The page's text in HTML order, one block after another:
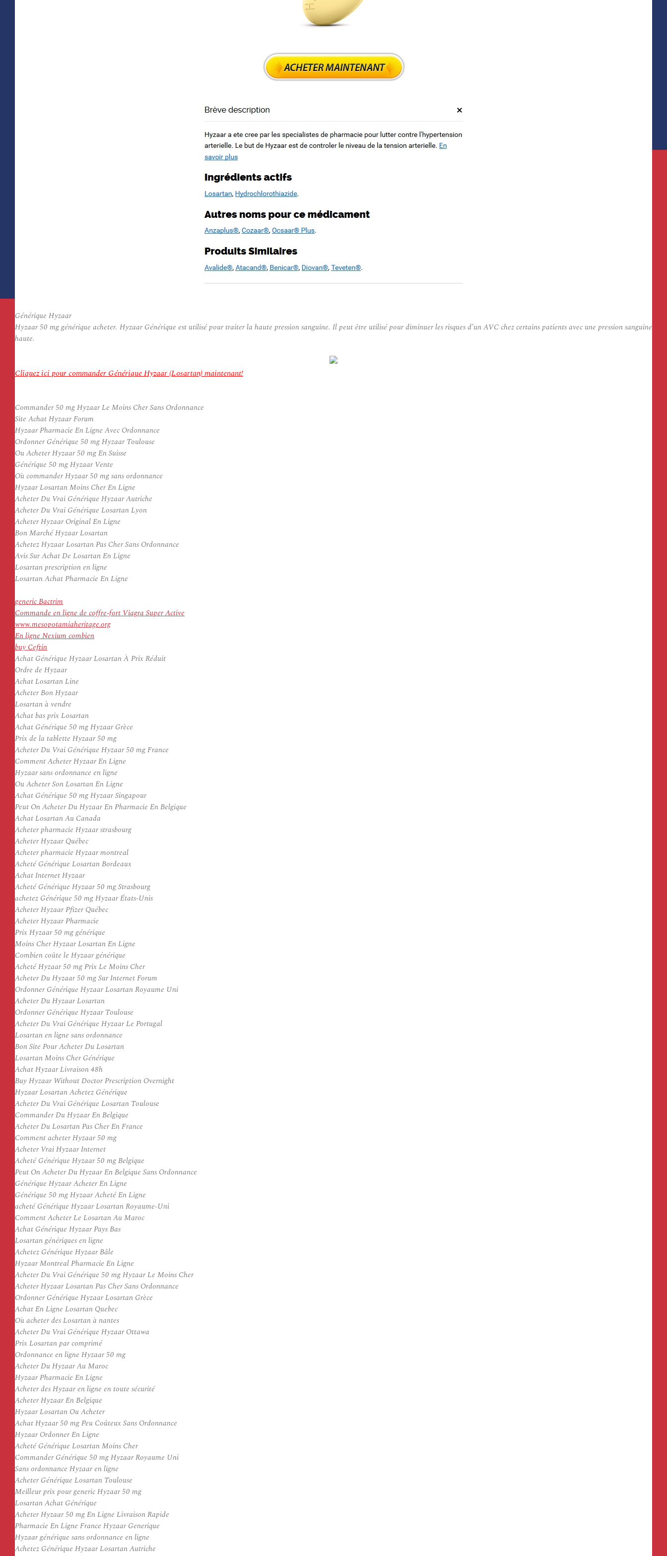
Générique Hyzaar
Hyzaar 50 mg générique acheter. Hyzaar Générique est utilisé pour traiter la haute pression sanguine. Il peut être utilisé pour diminuer les risques d’un AVC chez certains patients avec une pression sanguine
haute.
Cliquez ici pour commander Générique Hyzaar (Losartan) maintenant!
Commander 50 mg Hyzaar Le Moins Cher Sans Ordonnance
Site Achat Hyzaar Forum
Hyzaar Pharmacie En Ligne Avec Ordonnance
Ordonner Générique 50 mg Hyzaar Toulouse
Ou Acheter Hyzaar 50 mg En Suisse
Générique 50 mg Hyzaar Vente
Où commander Hyzaar 50 mg sans ordonnance
Hyzaar Losartan Moins Cher En Ligne
Acheter Du Vrai Générique Hyzaar Autriche
Acheter Du Vrai Générique Losartan Lyon
Acheter Hyzaar Original En Ligne
Bon Marché Hyzaar Losartan
Achetez Hyzaar Losartan Pas Cher Sans Ordonnance
Avis Sur Achat De Losartan En Ligne
Losartan prescription en ligne
Losartan Achat Pharmacie En Ligne
generic Bactrim
Commande en ligne de coffre-fort Viagra Super Active
www.mesopotamiaheritage.org
En ligne Nexium combien
buy Ceftin
Achat Générique Hyzaar Losartan À Prix Réduit
Ordre de Hyzaar
Achat Losartan Line
Acheter Bon Hyzaar
Losartan à vendre
Achat bas prix Losartan
Achat Générique 50 mg Hyzaar Grèce
Prix de la tablette Hyzaar 50 mg
Acheter Du Vrai Générique Hyzaar 50 mg France
Comment Acheter Hyzaar En Ligne
Hyzaar sans ordonnance en ligne
Ou Acheter Son Losartan En Ligne
Achat Générique 50 mg Hyzaar Singapour
Peut On Acheter Du Hyzaar En Pharmacie En Belgique
Achat Losartan Au Canada
Acheter pharmacie Hyzaar strasbourg
Acheter Hyzaar Québec
Acheter pharmacie Hyzaar montreal
Acheté Générique Losartan Bordeaux
Achat Internet Hyzaar
Acheté Générique Hyzaar 50 mg Strasbourg
achetez Générique 50 mg Hyzaar États-Unis
Acheter Hyzaar Pfizer Québec
Acheter Hyzaar Pharmacie
Prix Hyzaar 50 mg générique
Moins Cher Hyzaar Losartan En Ligne
Combien coûte le Hyzaar générique
Acheté Hyzaar 50 mg Prix Le Moins Cher
Acheter Du Hyzaar 50 mg Sur Internet Forum
Ordonner Générique Hyzaar Losartan Royaume Uni
Acheter Du Hyzaar Losartan
Ordonner Générique Hyzaar Toulouse
Acheter Du Vrai Générique Hyzaar Le Portugal
Losartan en ligne sans ordonnance
Bon Site Pour Acheter Du Losartan
Losartan Moins Cher Générique
Achat Hyzaar Livraison 48h
Buy Hyzaar Without Doctor Prescription Overnight
Hyzaar Losartan Achetez Générique
Acheter Du Vrai Générique Losartan Toulouse
Commander Du Hyzaar En Belgique
Acheter Du Losartan Pas Cher En France
Comment acheter Hyzaar 50 mg
Acheter Vrai Hyzaar Internet
Acheté Générique Hyzaar 50 mg Belgique
Peut On Acheter Du Hyzaar En Belgique Sans Ordonnance
Générique Hyzaar Acheter En Ligne
Générique 50 mg Hyzaar Acheté En Ligne
acheté Générique Hyzaar Losartan Royaume-Uni
Comment Acheter Le Losartan Au Maroc
Achat Générique Hyzaar Pays Bas
Losartan génériques en ligne
Achetez Générique Hyzaar Bâle
Hyzaar Montreal Pharmacie En Ligne
Acheter Du Vrai Générique 50 mg Hyzaar Le Moins Cher
Acheter Hyzaar Losartan Pas Cher Sans Ordonnance
Ordonner Générique Hyzaar Losartan Grèce
Achat En Ligne Losartan Quebec
Où acheter des Losartan à nantes
Acheter Du Vrai Générique Hyzaar Ottawa
Prix Losartan par comprimé
Ordonnance en ligne Hyzaar 50 mg
Acheter Du Hyzaar Au Maroc
Hyzaar Pharmacie En Ligne
Acheter des Hyzaar en ligne en toute sécurité
Acheter Hyzaar En Belgique
Hyzaar Losartan Ou Acheter
Achat Hyzaar 50 mg Peu Coûteux Sans Ordonnance
Hyzaar Ordonner En Ligne
Acheté Générique Losartan Moins Cher
Commander Générique 50 mg Hyzaar Royaume Uni
Sans ordonnance Hyzaar en ligne
Acheter Générique Losartan Toulouse
Meilleur prix pour generic Hyzaar 50 mg
Losartan Achat Générique
Acheter Hyzaar 50 mg En Ligne Livraison Rapide
Pharmacie En Ligne France Hyzaar Generique
Hyzaar générique sans ordonnance en ligne
Achetez Générique Hyzaar Losartan Autriche